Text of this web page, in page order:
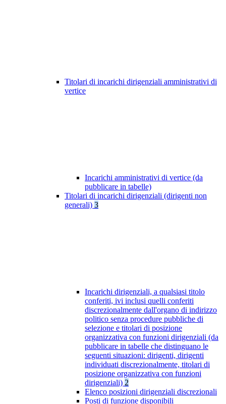
Titolari di incarichi dirigenziali amministrativi di
vertice
Incarichi amministrativi di vertice (da
pubblicare in tabelle)
Titolari di incarichi dirigenziali (dirigenti non
generali) 3
Incarichi dirigenziali, a qualsiasi titolo
conferiti, ivi inclusi quelli conferiti
discrezionalmente dall'organo di indirizzo
politico senza procedure pubbliche di
selezione e titolari di posizione
organizzativa con funzioni dirigenziali (da
pubblicare in tabelle che distinguano le
seguenti situazioni: dirigenti, dirigenti
individuati discrezionalmente, titolari di
posizione organizzativa con funzioni
dirigenziali) 2
Elenco posizioni dirigenziali discrezionali
Posti di funzione disponibili